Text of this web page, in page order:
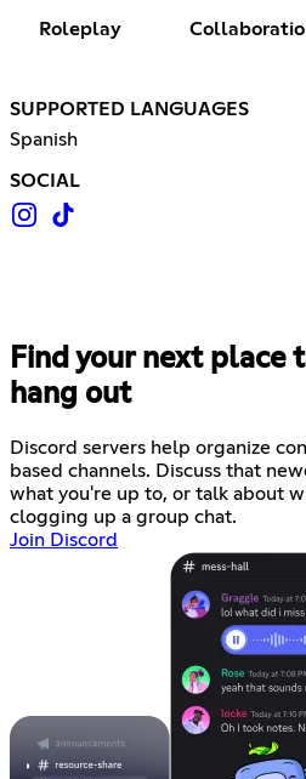
Roleplay
SUPPORTED LANGUAGES
Spanish
SOCIAL
Find your next place
hang out
Discord servers help organize
based channels. Discuss that
what you're up to, or talk about
clogging up a group chat.
Join Discord